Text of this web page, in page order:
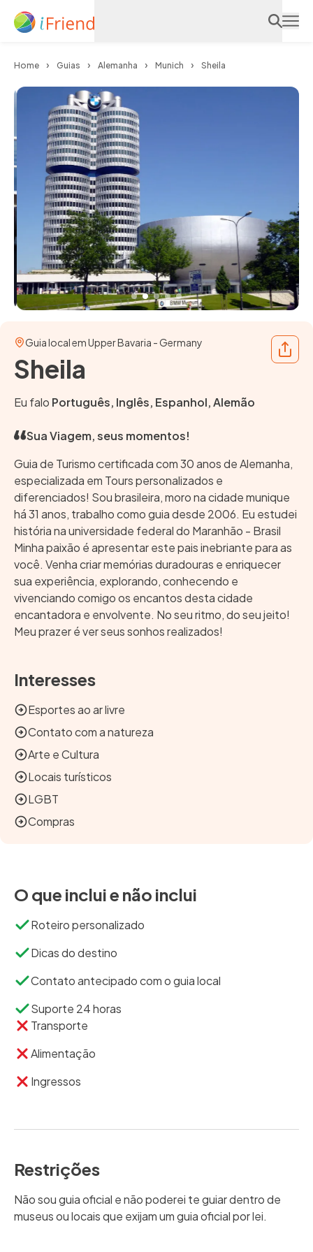
Home Guias Alemanha Munich Sheila
Guia local em Upper Bavaria - Germany
Sheila Share
Eu falo Português, Inglês, Espanhol, Alemão
Sua Viagem, seus momentos!
Guia de Turismo certificada com 30 anos de Alemanha,
especializada em Tours personalizados e
diferenciados! Sou brasileira, moro na cidade munique
há 31 anos, trabalho como guia desde 2006. Eu estudei
história na universidade federal do Maranhão - Brasil
Minha paixão é apresentar este pais inebriante para as
você. Venha criar memórias duradouras e enriquecer
sua experiência, explorando, conhecendo e
vivenciando comigo os encantos desta cidade
encantadora e envolvente. No seu ritmo, do seu jeito!
Meu prazer é ver seus sonhos realizados!
Interesses
Esportes ao ar livre
Contato com a natureza
Arte e Cultura
Locais turísticos
LGBT
Compras
O que inclui e não inclui
Roteiro personalizado
Dicas do destino
Contato antecipado com o guia local
Suporte 24 horas
Transporte
Alimentação
Ingressos
Restrições
Não sou guia oficial e não poderei te guiar dentro de
museus ou locais que exijam um guia oficial por lei.